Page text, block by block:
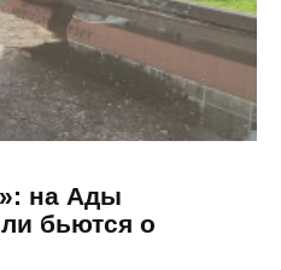
на Ады
бьются о